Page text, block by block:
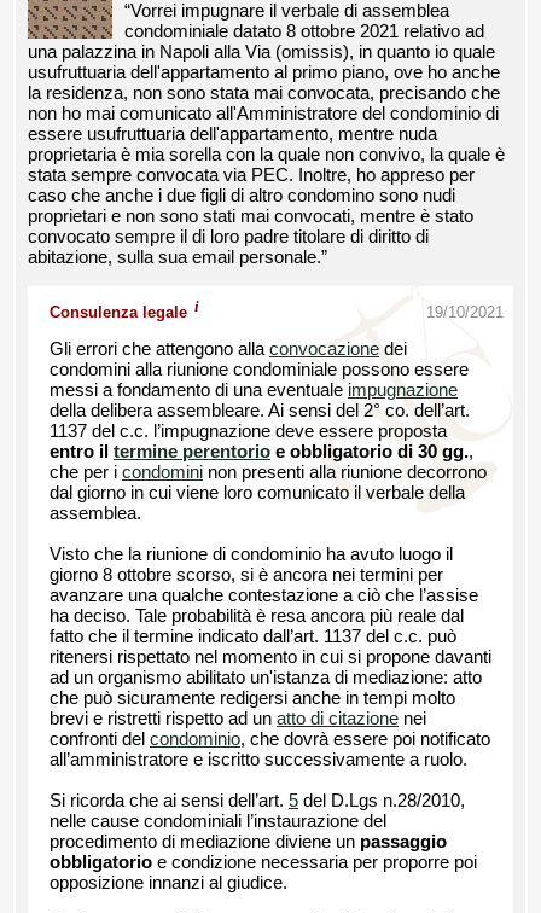
“Vorrei impugnare il verbale di assemblea
condominiale datato 8 ottobre 2021 relativo ad
una palazzina in Napoli alla Via (omissis), in quanto io quale
usufruttuaria dell'appartamento al primo piano, ove ho anche
la residenza, non sono stata mai convocata, precisando che
non ho mai comunicato all'Amministratore del condominio di
essere usufruttuaria dell'appartamento, mentre nuda
proprietaria è mia sorella con la quale non convivo, la quale è
stata sempre convocata via PEC. Inoltre, ho appreso per
caso che anche i due figli di altro condomino sono nudi
proprietari e non sono stati mai convocati, mentre è stato
convocato sempre il di loro padre titolare di diritto di
abitazione, sulla sua email personale.”
Consulenza legale i 19/10/2021
Gli errori che attengono alla convocazione dei
condomini alla riunione condominiale possono essere
messi a fondamento di una eventuale impugnazione
della delibera assembleare. Ai sensi del 2° co. dell’art.
1137 del c.c. l’impugnazione deve essere proposta
entro il termine perentorio e obbligatorio di 30 gg.,
che per i condomini non presenti alla riunione decorrono
dal giorno in cui viene loro comunicato il verbale della
assemblea.
Visto che la riunione di condominio ha avuto luogo il
giorno 8 ottobre scorso, si è ancora nei termini per
avanzare una qualche contestazione a ciò che l’assise
ha deciso. Tale probabilità è resa ancora più reale dal
fatto che il termine indicato dall’art. 1137 del c.c. può
ritenersi rispettato nel momento in cui si propone davanti
ad un organismo abilitato un'istanza di mediazione: atto
che può sicuramente redigersi anche in tempi molto
brevi e ristretti rispetto ad un atto di citazione nei
confronti del condominio, che dovrà essere poi notificato
all’amministratore e iscritto successivamente a ruolo.
Si ricorda che ai sensi dell’art. 5 del D.Lgs n.28/2010,
nelle cause condominiali l’instaurazione del
procedimento di mediazione diviene un passaggio
obbligatorio e condizione necessaria per proporre poi
opposizione innanzi al giudice.